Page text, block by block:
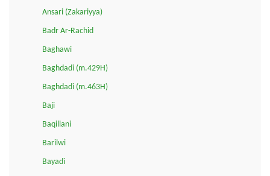
Ansari (Zakariyya)
Badr Ar-Rachid
Baghawi
Baghdadi (m.429H)
Baghdadi (m.463H)
Baji
Baqillani
Barilwi
Bayadi